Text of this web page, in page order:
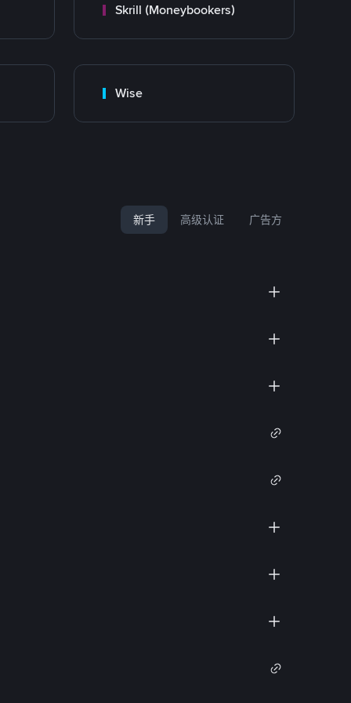
Skrill (Moneybookers)
Wise
新手 高级认证 广告方